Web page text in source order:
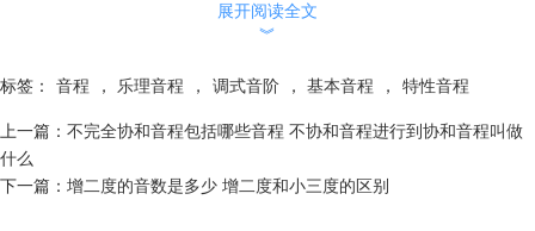
图2：大调式音阶
—全”，下图是自然小调的一种。
展开阅读全文
︾
标签： 音程 ， 乐理音程 ， 调式音阶 ， 基本音程 ， 特性音程
上一篇： 不完全协和音程包括哪些音程 不协和音程进行到协和音程叫做
什么
下一篇： 增二度的音数是多少 增二度和小三度的区别